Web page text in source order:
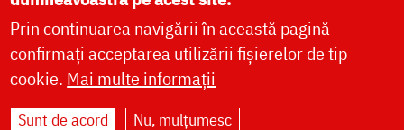
LIVE
Site dezvoltat deDOXOLOGIA MEDIA
Prin continuarea navigării în această pagină
confirmați acceptarea utilizării fișierelor de tip
cookie. Mai multe informații
Sunt de acord Nu, mulțumesc